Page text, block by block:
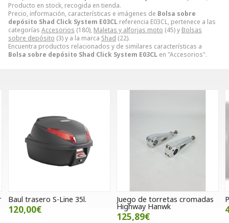
Producto en stock, recogida en tienda.
Precio, información, características e imágenes de Bolsa sobre
depósito Shad Click System E03CL referencia E03CL, pertenece a las
categorías Accesorios (180), Maletas y alforjas moto (45) y Bolsas
sobre depósito (3) y a la marca Shad (22).
Encuentra productos relacionados y de similares características a
Bolsa sobre depósito Shad Click System E03CL en "Accesorios".
Juego de torretas cromadas
Highway Hanwk
125,89€
Pata lateral moto enduro
45,00€